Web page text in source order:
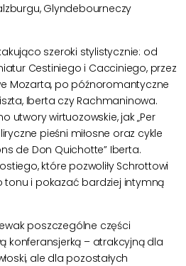
Glyndebourneczy
szeroki stylistycznie: od
Cestiniego i Cacciniego, przez
Mozarta, po późnoromantyczne
Iberta czy Rachmaninowa.
utwory wirtuozowskie, jak „Per
liryczne pieśni miłosne oraz cykle
de Don Quichotte” Iberta.
, które pozwoliły Schrottowi
tonu i pokazać bardziej intymną
poszczególne części
konferansjerką – atrakcyjną dla
ale dla pozostałych